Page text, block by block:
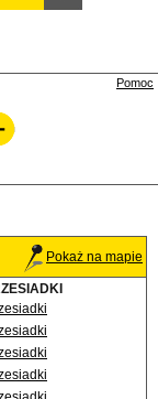
Pomoc
Pokaż na mapie